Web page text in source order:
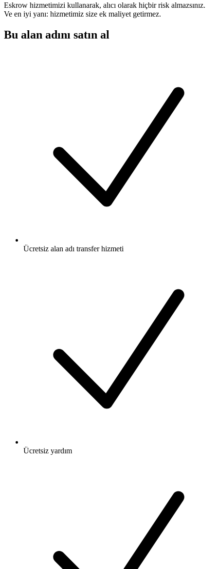
Eskrow hizmetimizi kullanarak, alıcı olarak hiçbir risk almazsınız.
Ve en iyi yanı: hizmetimiz size ek maliyet getirmez.
Bu alan adını satın al
Ücretsiz alan adı transfer hizmeti
Ücretsiz yardım